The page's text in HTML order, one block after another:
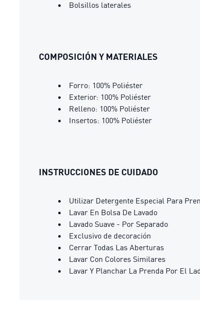
Bolsillos laterales
COMPOSICIÓN Y MATERIALES
Forro: 100% Poliéster
Exterior: 100% Poliéster
Relleno: 100% Poliéster
Insertos: 100% Poliéster
INSTRUCCIONES DE CUIDADO
Utilizar Detergente Especial Para
Lavar En Bolsa De Lavado
Lavado Suave - Por Separado
Exclusivo de decoración
Cerrar Todas Las Aberturas
Lavar Con Colores Similares
Lavar Y Planchar La Prenda Por El